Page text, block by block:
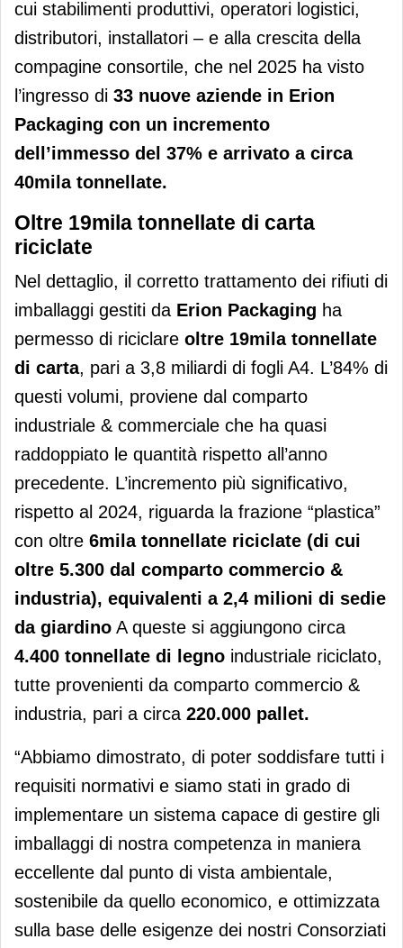
cui stabilimenti produttivi, operatori logistici,
distributori, installatori – e alla crescita della
compagine consortile, che nel 2025 ha visto
l’ingresso di 33 nuove aziende in Erion
Packaging con un incremento
dell’immesso del 37% e arrivato a circa
40mila tonnellate.
Oltre 19mila tonnellate di carta
riciclate
Nel dettaglio, il corretto trattamento dei rifiuti di
imballaggi gestiti da Erion Packaging ha
permesso di riciclare oltre 19mila tonnellate
di carta, pari a 3,8 miliardi di fogli A4. L’84% di
questi volumi, proviene dal comparto
industriale & commerciale che ha quasi
raddoppiato le quantità rispetto all’anno
precedente. L’incremento più significativo,
rispetto al 2024, riguarda la frazione “plastica”
con oltre 6mila tonnellate riciclate (di cui
oltre 5.300 dal comparto commercio &
industria), equivalenti a 2,4 milioni di sedie
da giardino A queste si aggiungono circa
4.400 tonnellate di legno industriale riciclato,
tutte provenienti da comparto commercio &
industria, pari a circa 220.000 pallet.
“Abbiamo dimostrato, di poter soddisfare tutti i
requisiti normativi e siamo stati in grado di
implementare un sistema capace di gestire gli
imballaggi di nostra competenza in maniera
eccellente dal punto di vista ambientale,
sostenibile da quello economico, e ottimizzata
sulla base delle esigenze dei nostri Consorziati